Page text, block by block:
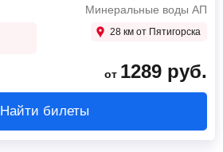
Минеральные воды АП
28 км от Пятигорска
от 1289 руб.
Найти билеты